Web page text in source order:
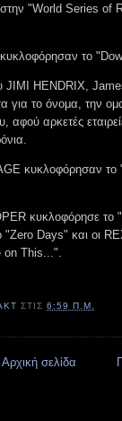
στην "World Series of
το
JIMI HENDRIX,
για το όνομα, την
αφού αρκετές
κυκλοφόρησαν το
κυκλοφόρησε το
Days" και οι
This...".
ΣΤΙΣ6:59 Π.Μ.
Αρχική σελίδα